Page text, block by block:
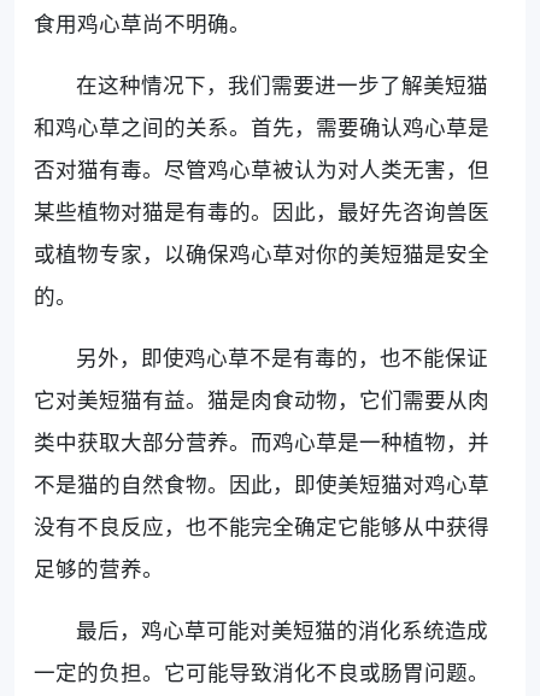
食用鸡心草尚不明确。
在这种情况下，我们需要进一步了解美短猫
和鸡心草之间的关系。首先，需要确认鸡心草是
否对猫有毒。尽管鸡心草被认为对人类无害，但
某些植物对猫是有毒的。因此，最好先咨询兽医
或植物专家，以确保鸡心草对你的美短猫是安全
的。
另外，即使鸡心草不是有毒的，也不能保证
它对美短猫有益。猫是肉食动物，它们需要从肉
类中获取大部分营养。而鸡心草是一种植物，并
不是猫的自然食物。因此，即使美短猫对鸡心草
没有不良反应，也不能完全确定它能够从中获得
足够的营养。
最后，鸡心草可能对美短猫的消化系统造成
一定的负担。它可能导致消化不良或肠胃问题。